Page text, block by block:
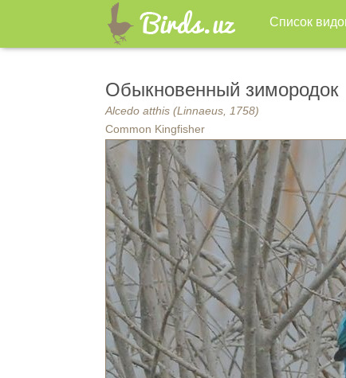
Список
Обыкновенный зимородок
Alcedo atthis (Linnaeus, 1758)
Common Kingfisher